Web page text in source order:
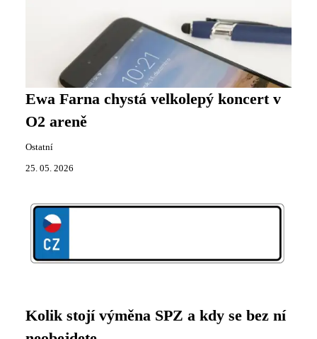
Ewa Farna chystá velkolepý koncert v
O2 areně
Ostatní
25. 05. 2026
Kolik stojí výměna SPZ a kdy se bez ní